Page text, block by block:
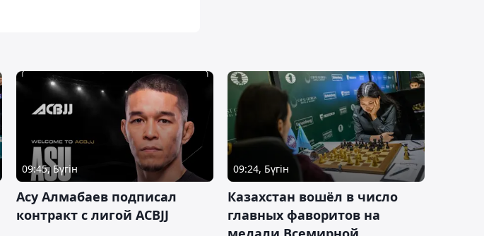
09:45, Бүгін
Асу Алмабаев подписал
контракт с лигой ACBJJ
09:24, Бүгін
Казахстан вошёл в число
главных фаворитов на